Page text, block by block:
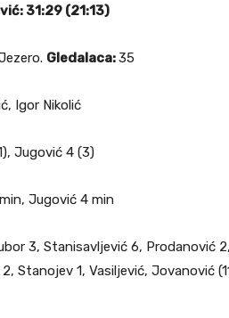
31:29 (21:13)
Gledalaca:35
Igor Nikolić
Jugović 4 (3)
Jugović 4 min
3, Stanisavljević 6, Prodanović
Stanojev 1, Vasiljević, Jovanović